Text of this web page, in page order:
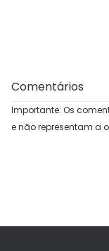
Comentários
Importante: Os
e não representam a